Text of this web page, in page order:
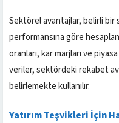
Sektörel avantajlar, belirli
performansına göre
oranları, kar marjları ve
veriler, sektördeki rekabet
belirlemekte kullanılır.
Yatırım Teşvikleri İçin